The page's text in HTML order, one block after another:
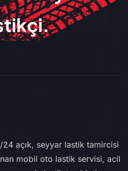
24 açık, seyyar lastik tamircisi
mobil oto lastik servisi, acil